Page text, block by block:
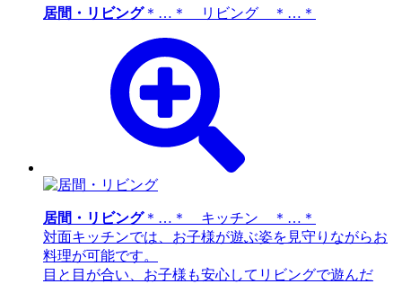
居間・リビング＊…＊ リビング ＊…＊
居間・リビング＊…＊ キッチン ＊…＊
対面キッチンでは、お子様が遊ぶ姿を見守りながらお
料理が可能です。
目と目が合い、お子様も安心してリビングで遊んだ